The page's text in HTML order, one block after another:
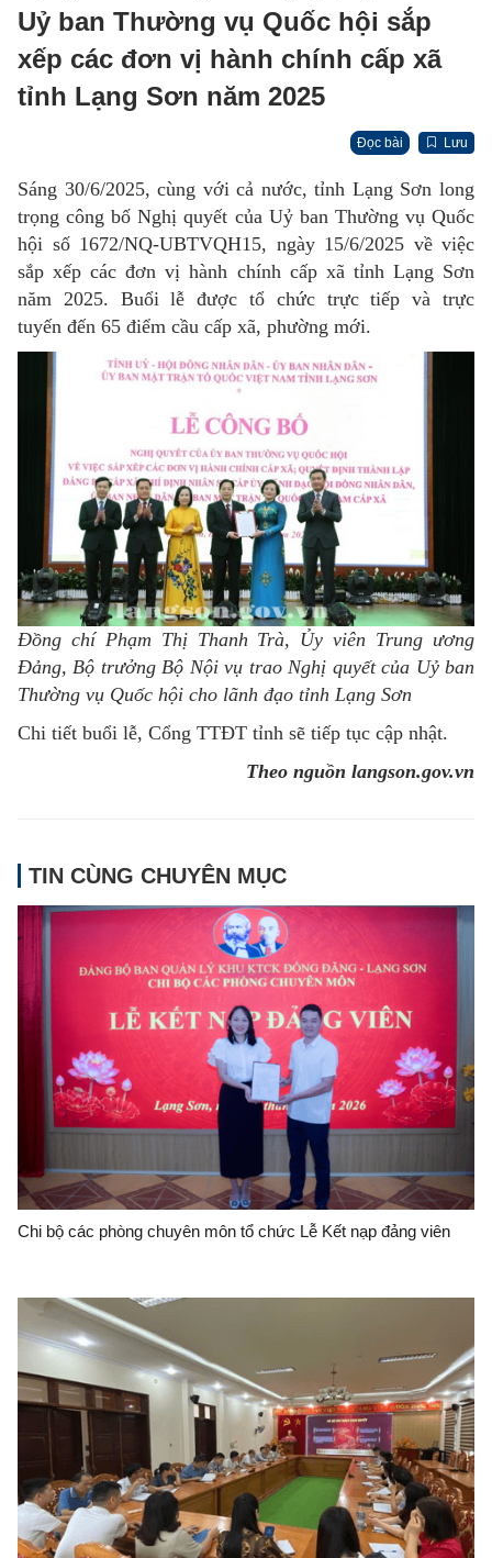
Uỷ ban Thường vụ Quốc hội sắp
xếp các đơn vị hành chính cấp xã
tỉnh Lạng Sơn năm 2025
Đọc bài Lưu
Sáng 30/6/2025, cùng với cả nước, tỉnh Lạng Sơn long
trọng công bố Nghị quyết của Uỷ ban Thường vụ Quốc
hội số 1672/NQ-UBTVQH15, ngày 15/6/2025 về việc
sắp xếp các đơn vị hành chính cấp xã tỉnh Lạng Sơn
năm 2025. Buổi lễ được tổ chức trực tiếp và trực
tuyến đến 65 điểm cầu cấp xã, phường mới.
Đồng chí Phạm Thị Thanh Trà, Ủy viên Trung ương
Đảng, Bộ trưởng Bộ Nội vụ trao Nghị quyết của Uỷ ban
Thường vụ Quốc hội cho lãnh đạo tỉnh Lạng Sơn
Chi tiết buổi lễ, Cổng TTĐT tỉnh sẽ tiếp tục cập nhật.
Theo nguồn langson.gov.vn
TIN CÙNG CHUYÊN MỤC
Chi bộ các phòng chuyên môn tổ chức Lễ Kết nạp đảng viên